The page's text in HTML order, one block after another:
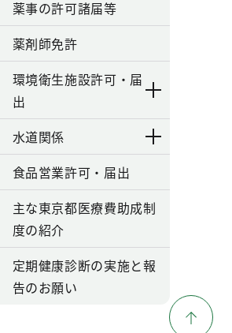
薬事の許可諸届等
薬剤師免許
環境衛生施設許可・届
出
水道関係
食品営業許可・届出
主な東京都医療費助成制
度の紹介
定期健康診断の実施と報
告のお願い